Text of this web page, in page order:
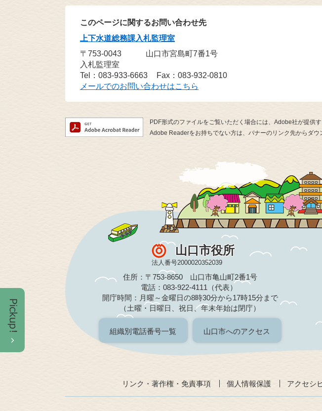
このページに関するお問い合わせ先
上下水道総務課入札監理室
〒753-0043
山口市宮島町7番1号
入札監理室
Tel：083-933-6663
Fax：083-932-0810
メールでのお問い合わせはこちら
PDF形式のファイルをご覧いただく場合には、Adobe社が提供
Adobe Readerをお持ちでない方は、バナーのリンク先からダウ
山口市役所
法人番号2000020352039
住所：〒753-8650 山口市亀山町2番1号
電話：083-922-4111（代表）
開庁時間：月曜～金曜日の8時30分から17時15分まで
（土曜・日曜日、祝日、年末年始は閉庁）
組織別電話番号一覧 山口市へのアクセス
リンク・著作権・免責事項 個人情報保護 アクセシ